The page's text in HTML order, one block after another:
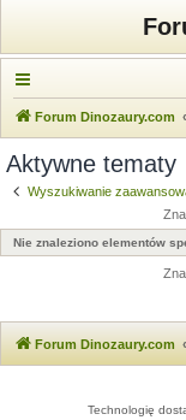
Forum Dinozaury.com
Aktywne tematy
Wyszukiwanie
Nie znaleziono elementów
Forum Dinozaury.com
Technologię